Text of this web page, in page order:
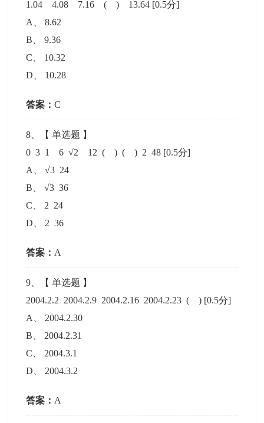
1.04 4.08 7.16 ( ) 13.64 [0.5分]
A
、8.62
B 、9.36
C
10.32
D
10.28
答案：C
8 、【单选题 】
0 3 1 6 √2 12 ( ) ( ) 2 48 [0.5分]
A
、√3 24
B 、√3 36
C
2 24
D
2 36
答案： A
9 、【单选题 】
2004.2.2 2004.2.9 2004.2.16 2004.2.23 ( ) [0.5分]
A
2004.2.30
B
2004.2.31
C
2004.3.1
D
2004.3.2
答案： A